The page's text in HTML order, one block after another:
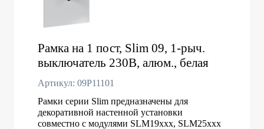
Рамка на 1 пост, Slim 09, 1-рыч.
выключатель 230В, алюм., белая
Артикул: 09P11101
Рамки серии Slim предназначены для
декоративной настенной установки
совместно с модулями SLM19xxx, SLM25xxx